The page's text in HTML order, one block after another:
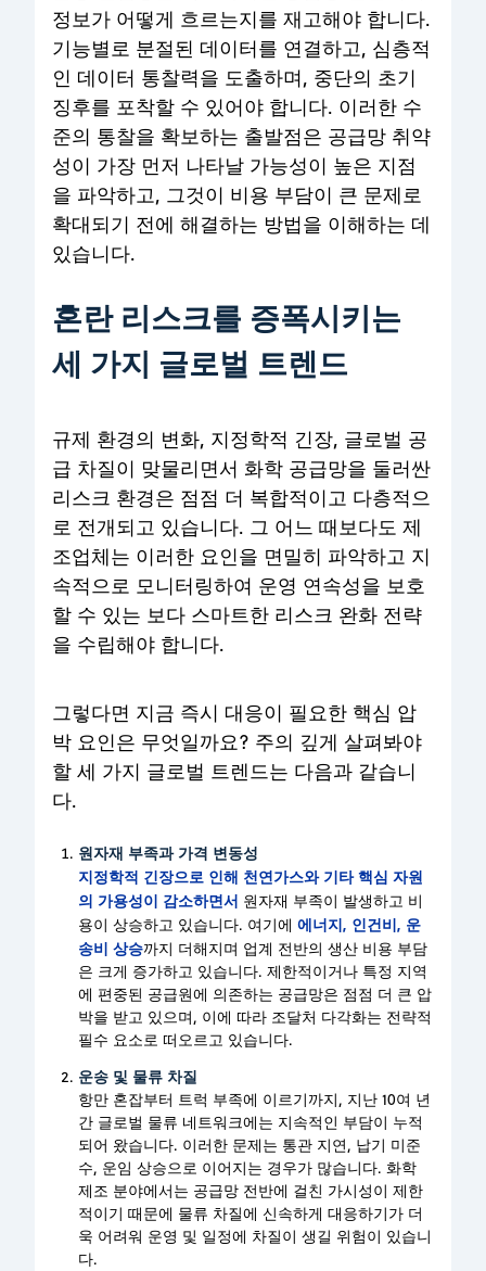
정보가 어떻게 흐르는지를 재고해야 합니다.
기능별로 분절된 데이터를 연결하고, 심층적
인 데이터 통찰력을 도출하며, 중단의 초기
징후를 포착할 수 있어야 합니다. 이러한 수
준의 통찰을 확보하는 출발점은 공급망 취약
성이 가장 먼저 나타날 가능성이 높은 지점
을 파악하고, 그것이 비용 부담이 큰 문제로
확대되기 전에 해결하는 방법을 이해하는 데
있습니다.
혼란 리스크를 증폭시키는
세 가지 글로벌 트렌드
규제 환경의 변화, 지정학적 긴장, 글로벌 공
급 차질이 맞물리면서 화학 공급망을 둘러싼
리스크 환경은 점점 더 복합적이고 다층적으
로 전개되고 있습니다. 그 어느 때보다도 제
조업체는 이러한 요인을 면밀히 파악하고 지
속적으로 모니터링하여 운영 연속성을 보호
할 수 있는 보다 스마트한 리스크 완화 전략
을 수립해야 합니다.
그렇다면 지금 즉시 대응이 필요한 핵심 압
박 요인은 무엇일까요? 주의 깊게 살펴봐야
할 세 가지 글로벌 트렌드는 다음과 같습니
다.
원자재 부족과 가격 변동성
지정학적 긴장으로 인해 천연가스와 기타 핵심 자원
의 가용성이 감소하면서 원자재 부족이 발생하고 비
용이 상승하고 있습니다. 여기에 에너지, 인건비, 운
송비 상승까지 더해지며 업계 전반의 생산 비용 부담
은 크게 증가하고 있습니다. 제한적이거나 특정 지역
에 편중된 공급원에 의존하는 공급망은 점점 더 큰 압
박을 받고 있으며, 이에 따라 조달처 다각화는 전략적
필수 요소로 떠오르고 있습니다.
운송 및 물류 차질
항만 혼잡부터 트럭 부족에 이르기까지, 지난 10여 년
간 글로벌 물류 네트워크에는 지속적인 부담이 누적
되어 왔습니다. 이러한 문제는 통관 지연, 납기 미준
수, 운임 상승으로 이어지는 경우가 많습니다. 화학
제조 분야에서는 공급망 전반에 걸친 가시성이 제한
적이기 때문에 물류 차질에 신속하게 대응하기가 더
욱 어려워 운영 및 일정에 차질이 생길 위험이 있습니
다.